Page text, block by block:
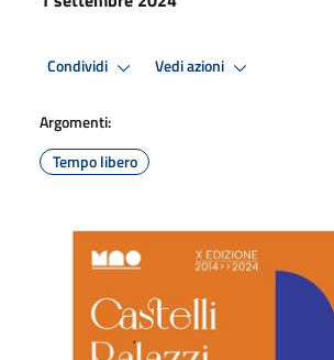
Condividi Vedi azioni
Argomenti:
Tempo libero